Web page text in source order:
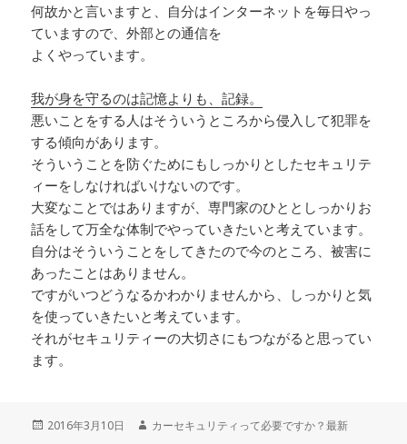
何故かと言いますと、自分はインターネットを毎日やっ
ていますので、外部との通信を
よくやっています。
我が身を守るのは記憶よりも、記録。
悪いことをする人はそういうところから侵入して犯罪を
する傾向があります。
そういうことを防ぐためにもしっかりとしたセキュリテ
ィーをしなければいけないのです。
大変なことではありますが、専門家のひととしっかりお
話をして万全な体制でやっていきたいと考えています。
自分はそういうことをしてきたので今のところ、被害に
あったことはありません。
ですがいつどうなるかわかりませんから、しっかりと気
を使っていきたいと考えています。
それがセキュリティーの大切さにもつながると思ってい
ます。
投
2016年3月10日
作
カーセキュリティって必要ですか？最新